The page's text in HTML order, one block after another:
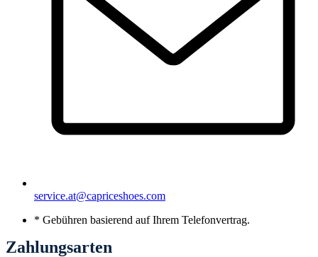
service.at@capriceshoes.com
* Gebühren basierend auf Ihrem Telefonvertrag.
Zahlungsarten